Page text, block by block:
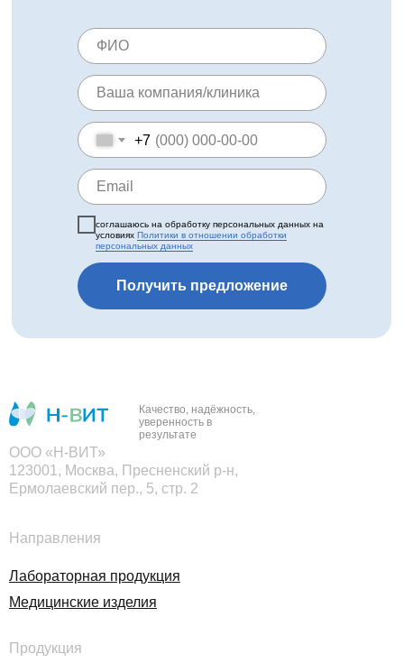
+7
соглашаюсь на обработку персональных данных на
условиях Политики в отношении обработки
персональных данных
Получить предложение
Качество, надёжность,
уверенность в
результате
Направления
Медицинские изделия
Продукция
Лабораторная продукция
ООО «Н-ВИТ»
123001, Москва, Пресненский р-н,
Ермолаевский пер., 5, стр. 2